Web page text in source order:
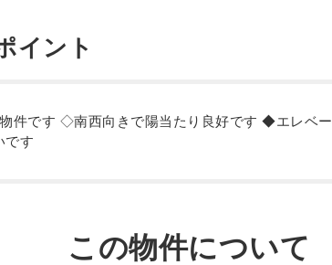
イント
件です ◇南西向きで陽当たり良好です ◆エレベ
です
この物件について